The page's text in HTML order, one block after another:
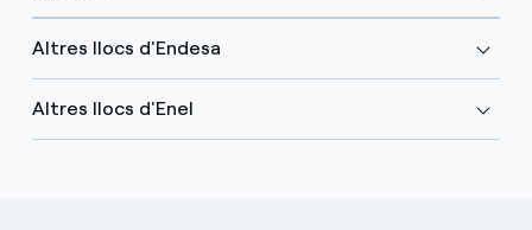
Altres llocs d'Endesa
Altres llocs d'Enel